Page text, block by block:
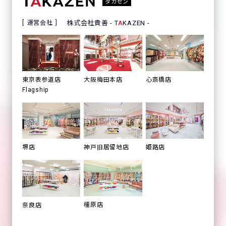
タカゼン
運営会社 株式会社貴善 - TAKAZEN -
東京表参道店
Flagship
大阪梅田本店 心斎橋店
堺店 神戸旧居留地店 姫路店
奈良店 橿原店